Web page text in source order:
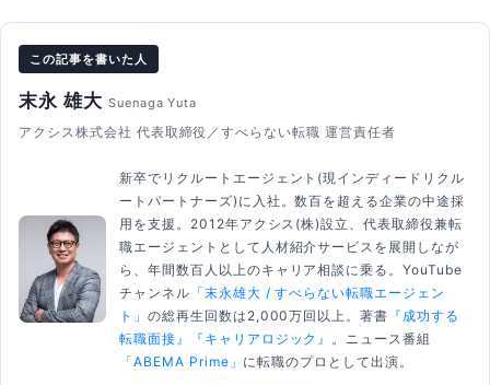
この記事を書いた人
末永 雄大 Suenaga Yuta
アクシス株式会社 代表取締役／すべらない転職 運営責任者
新卒でリクルートエージェント(現インディードリクル
ートパートナーズ)に入社。数百を超える企業の中途採
用を支援。2012年アクシス(株)設立、代表取締役兼転
職エージェントとして人材紹介サービスを展開しなが
ら、年間数百人以上のキャリア相談に乗る。YouTube
チャンネル 「末永雄大 / すべらない転職エージェン
ト」 の総再生回数は2,000万回以上。著書 『成功する
転職面接』
『キャリアロジック』
。ニュース番組
「ABEMA Prime」 に転職のプロとして出演。